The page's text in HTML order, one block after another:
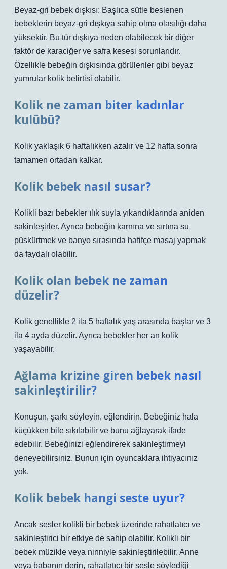
Beyaz-gri bebek dışkısı: Başlıca sütle beslenen
bebeklerin beyaz-gri dışkıya sahip olma olasılığı daha
yüksektir. Bu tür dışkıya neden olabilecek bir diğer
faktör de karaciğer ve safra kesesi sorunlarıdır.
Özellikle bebeğin dışkısında görülenler gibi beyaz
yumrular kolik belirtisi olabilir.
Kolik ne zaman biter kadınlar
kulübü?
Kolik yaklaşık 6 haftalıkken azalır ve 12 hafta sonra
tamamen ortadan kalkar.
Kolik bebek nasıl susar?
Kolikli bazı bebekler ılık suyla yıkandıklarında aniden
sakinleşirler. Ayrıca bebeğin karnına ve sırtına su
püskürtmek ve banyo sırasında hafifçe masaj yapmak
da faydalı olabilir.
Kolik olan bebek ne zaman
düzelir?
Kolik genellikle 2 ila 5 haftalık yaş arasında başlar ve 3
ila 4 ayda düzelir. Ayrıca bebekler her an kolik
yaşayabilir.
Ağlama krizine giren bebek nasıl
sakinleştirilir?
Konuşun, şarkı söyleyin, eğlendirin. Bebeğiniz hala
küçükken bile sıkılabilir ve bunu ağlayarak ifade
edebilir. Bebeğinizi eğlendirerek sakinleştirmeyi
deneyebilirsiniz. Bunun için oyuncaklara ihtiyacınız
yok.
Kolik bebek hangi seste uyur?
Ancak sesler kolikli bir bebek üzerinde rahatlatıcı ve
sakinleştirici bir etkiye de sahip olabilir. Kolikli bir
bebek müzikle veya ninniyle sakinleştirilebilir. Anne
veya babanın derin, rahatlatıcı bir sesle söylediği